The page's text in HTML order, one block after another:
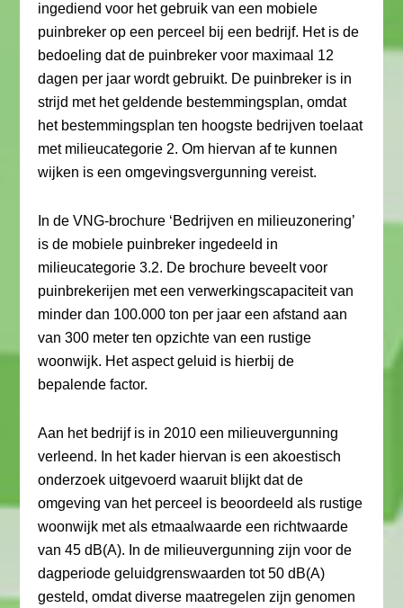
ingediend voor het gebruik van een mobiele
puinbreker op een perceel bij een bedrijf. Het is de
bedoeling dat de puinbreker voor maximaal 12
dagen per jaar wordt gebruikt. De puinbreker is in
strijd met het geldende bestemmingsplan, omdat
het bestemmingsplan ten hoogste bedrijven toelaat
met milieucategorie 2. Om hiervan af te kunnen
wijken is een omgevingsvergunning vereist.
In de VNG-brochure ‘Bedrijven en milieuzonering’
is de mobiele puinbreker ingedeeld in
milieucategorie 3.2. De brochure beveelt voor
puinbrekerijen met een verwerkingscapaciteit van
minder dan 100.000 ton per jaar een afstand aan
van 300 meter ten opzichte van een rustige
woonwijk. Het aspect geluid is hierbij de
bepalende factor.
Aan het bedrijf is in 2010 een milieuvergunning
verleend. In het kader hiervan is een akoestisch
onderzoek uitgevoerd waaruit blijkt dat de
omgeving van het perceel is beoordeeld als rustige
woonwijk met als etmaalwaarde een richtwaarde
van 45 dB(A). In de milieuvergunning zijn voor de
dagperiode geluidgrenswaarden tot 50 dB(A)
gesteld, omdat diverse maatregelen zijn genomen